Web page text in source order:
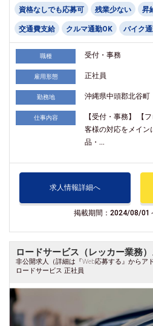
資格なしでも応募可 残業少ない 昇
交通費支給 クルマ通勤OK バイク
職種 受付・事務
雇用形態 正社員
勤務地 沖縄県中頭郡北谷町
仕事内容
【受付・事務】 【
客様の対応をメイン
品・...
求人情報詳細へ
掲載期間：2024/08/01
ロードサービス（レッカー業務
非公開求人（詳細は『Web応募する』からア
ロードサービス 正社員